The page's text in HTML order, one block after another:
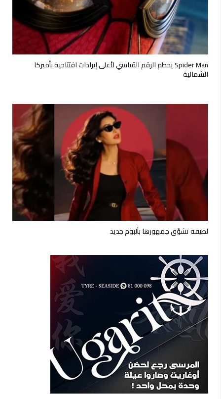
Spider Man يحطم الرقم القياسي لأعلى إيرادات افتتاحية بأميركا
الشمالية
لطيفة تشوّق جمهورها بألبوم جديد